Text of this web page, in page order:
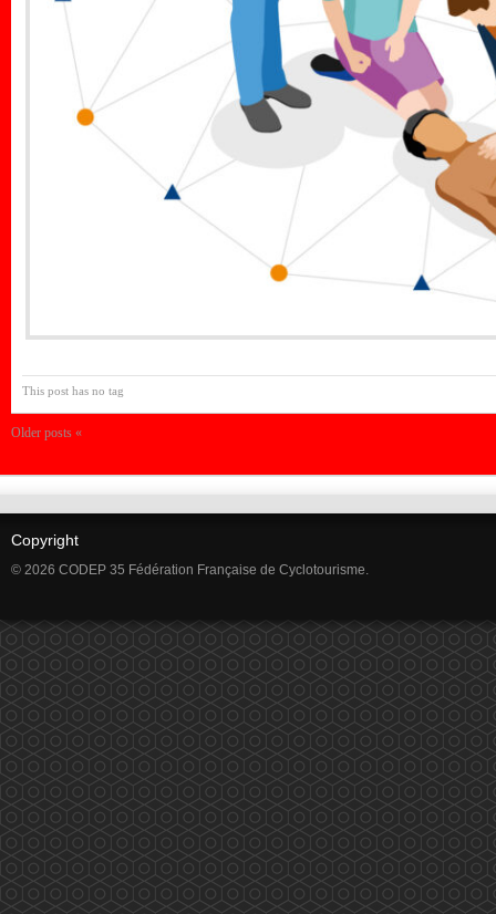
This post has no tag
Older posts «
Copyright
© 2026 CODEP 35 Fédération Française de Cyclotourisme.